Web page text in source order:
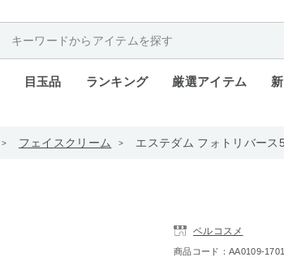
目玉品 ランキング 厳選アイテム
フェイスクリーム エステダム フォトリバース
ベルコスメ
商品コード：AA0109-